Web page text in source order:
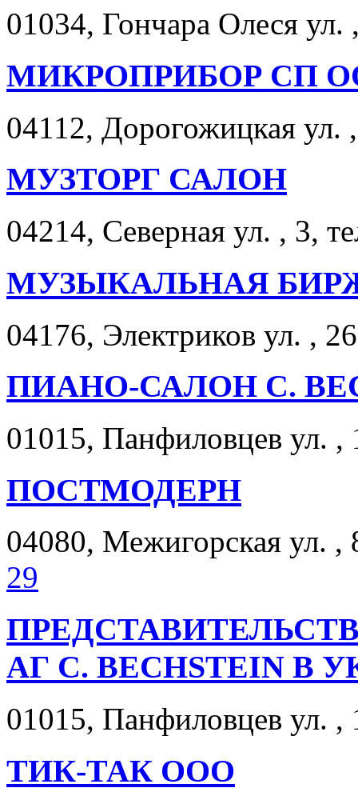
01034, Гончара Олеся
МИКРОПРИБОР СП
04112, Дорогожицкая ул.
МУЗТОРГ САЛОН
04214, Северная ул. , 3,
МУЗЫКАЛЬНАЯ
04176, Электриков ул. ,
ПИАНО-САЛОН C.
01015, Панфиловцев ул. ,
ПОСТМОДЕРН
04080, Межигорская ул.
29
АГ С. BECHSTEIN В
01015, Панфиловцев ул. ,
ТИК-ТАК ООО